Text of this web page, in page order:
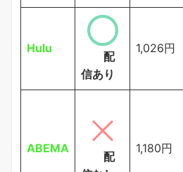
Hulu
配
信あり
1,026円
ABEMA
配
1,180円